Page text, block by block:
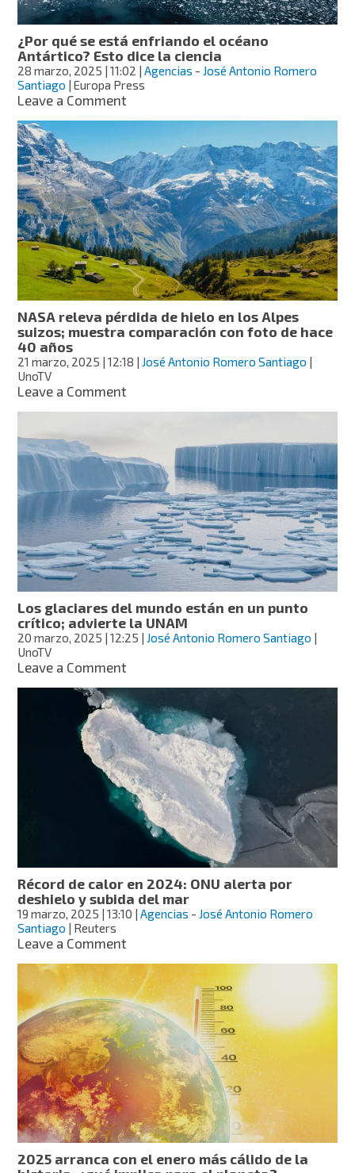
alcanzó
esta
temperatura
¿Por qué se está enfriando el océano
Antártico? Esto dice la ciencia
28 marzo, 2025 | 11:02 |Agencias - José Antonio Romero
Santiago | Europa Press
Leave a Commenton
se
está
enfriando
el
océano
Antártico?
Esto
dice
la
ciencia
NASA releva pérdida de hielo en los Alpes
suizos; muestra comparación con foto de hace
40 años
21 marzo, 2025 | 12:18 | José Antonio Romero Santiago |
UnoTV
Leave a Commenton
de
hielo
en
los
Alpes
suizos;
muestra
comparación
con
foto
de
hace
40
Los glaciares del mundo están en un punto
crítico; advierte la UNAM
20 marzo, 2025 | 12:25 | José Antonio Romero Santiago |
UnoTV
Leave a Commenton
glaciares
del
mundo
están
en
un
punto
crítico;
advierte
Récord de calor en 2024: ONU alerta por
deshielo y subida del mar
19 marzo, 2025 | 13:10 |Agencias - José Antonio Romero
Santiago | Reuters
Leave a Commenton
de
calor
en
2024:
ONU
alerta
deshielo
y
subida
del
mar
2025 arranca con el enero más cálido de la